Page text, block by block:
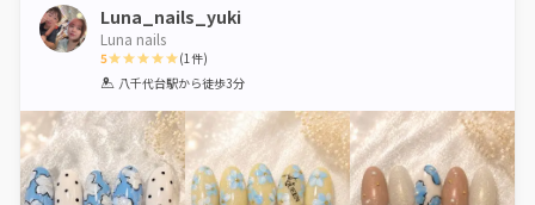
Luna_nails_yuki
Luna nails
5
1 2 3 4 5
(1件)
八千代台駅から徒歩3分